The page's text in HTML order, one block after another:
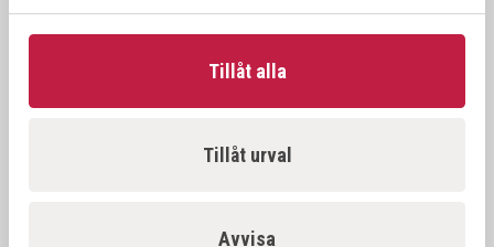
Tillåt alla
Tillåt urval
Avvisa
26397